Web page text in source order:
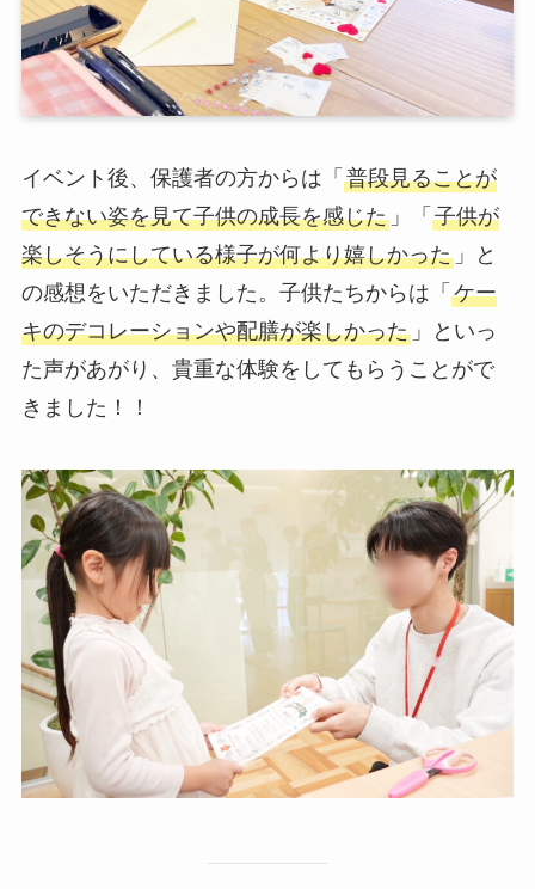
イベント後、保護者の方からは「 普段見ることが
できない姿を見て子供の成長を感じた」「 子供が
楽しそうにしている様子が何より嬉しかった」と
の感想をいただきました。子供たちからは「 ケー
キのデコレーションや配膳が楽しかった」といっ
た声があがり、貴重な体験をしてもらうことがで
きました！！